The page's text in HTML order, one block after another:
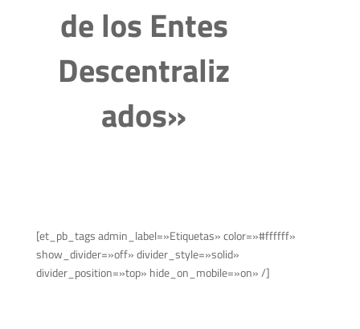
de los Entes
Descentraliz
ados»
[et_pb_tags admin_label=»Etiquetas» color=»#ffffff»
show_divider=»off» divider_style=»solid»
divider_position=»top» hide_on_mobile=»on» /]